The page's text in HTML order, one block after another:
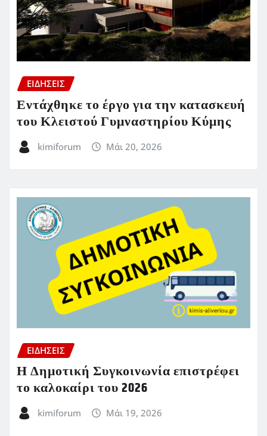
ΕΙΔΗΣΕΙΣ
Εντάχθηκε το έργο για την κατασκευή
του Κλειστού Γυμναστηρίου Κύμης
kimiforum Μάι 20, 2026
ΕΙΔΗΣΕΙΣ
Η Δημοτική Συγκοινωνία επιστρέφει
το καλοκαίρι του 2026
kimiforum Μάι 19, 2026